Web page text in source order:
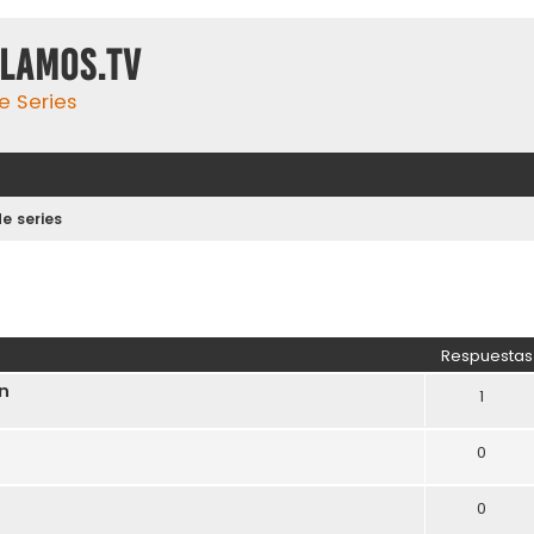
Series
series
Respuestas
1
0
0